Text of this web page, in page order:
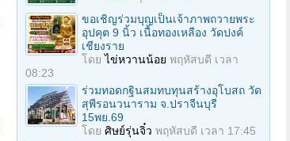
ขอเชิญร่วมบุญเป็นเจ้าภาพถวายพระ
อุปคุต 9 นิ้ว เนื้อทองเหลือง วัดปงค์
เชียงราย
โดยไข่หวานน้อย พฤหัสบดี เวลา
08:23
ร่วมทอดกฐินสมทบทุนสร้างอุโบสถ วัด
สุพีรอนวนาราม จ.ปราจีนบุรี
15พย.69
โดย ศิษย์รุ่นจิ๋ว พฤหัสบดี เวลา 17:45